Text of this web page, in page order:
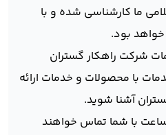
ما کارشناسی شده و با
بود.
شرکت راهکار گستران
با محصولات و خدمات ارائه
آشنا شوید.
ما حداکثر تا ۴۸ ساعت با شما تماس خواهند